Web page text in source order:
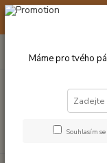
☀️ 10. - 14. SRPNA
po–pá: 9–17 hod.
Máme pro tvého
Souhlasím se